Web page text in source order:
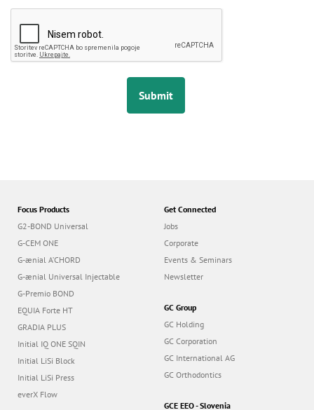
Submit
Focus Products
G2-BOND Universal
G-CEM ONE
G-ænial A’CHORD
G-ænial Universal Injectable
G-Premio BOND
EQUIA Forte HT
GRADIA PLUS
Initial IQ ONE SQIN
Initial LiSi Block
Initial LiSi Press
everX Flow
Get Connected
Jobs
Corporate
Events & Seminars
Newsletter
GC Group
GC Holding
GC Corporation
GC International AG
GC Orthodontics
GCE EEO - Slovenia